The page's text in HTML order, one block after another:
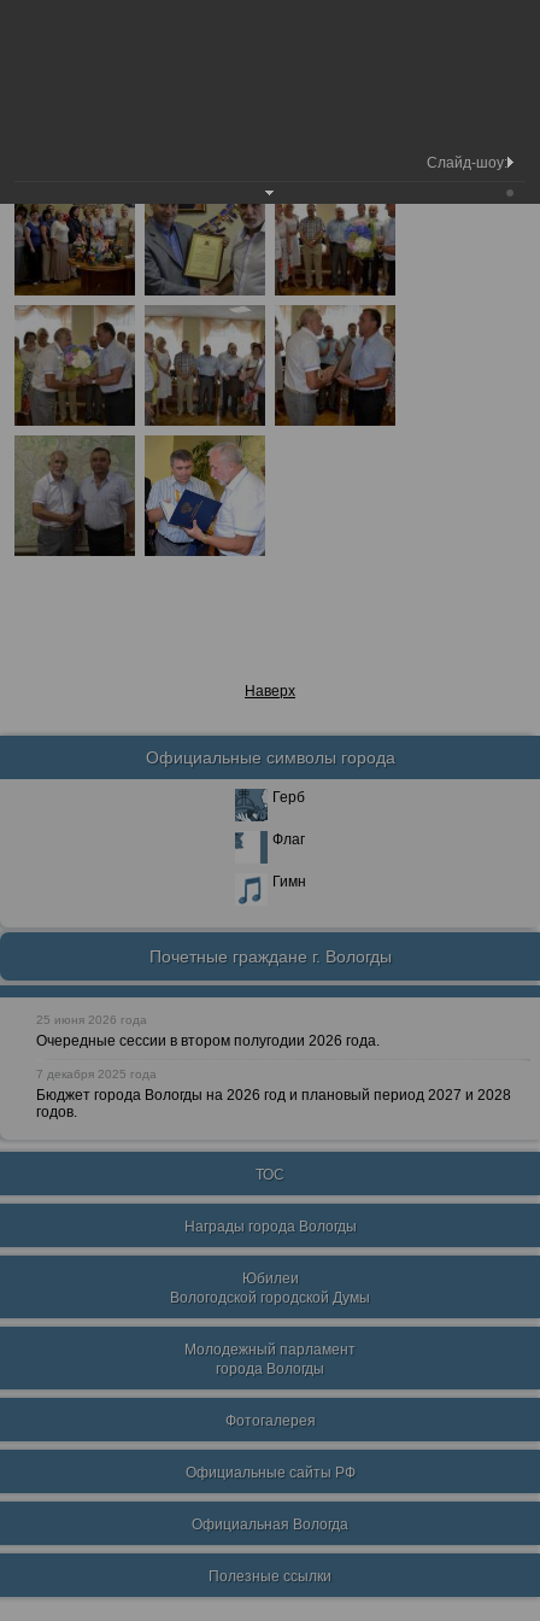
Наверх
Официальные символы города
Герб
Флаг
Гимн
Почетные граждане г. Вологды
25 июня 2026 года
Очередные сессии в втором полугодии 2026 года.
7 декабря 2025 года
Бюджет города Вологды на 2026 год и плановый период 2027 и 2028
годов.
ТОС
Награды города Вологды
Юбилеи
Вологодской городской Думы
Молодежный парламент
города Вологды
Фотогалерея
Официальные сайты РФ
Официальная Вологда
Полезные ссылки
Слайд-шоу: